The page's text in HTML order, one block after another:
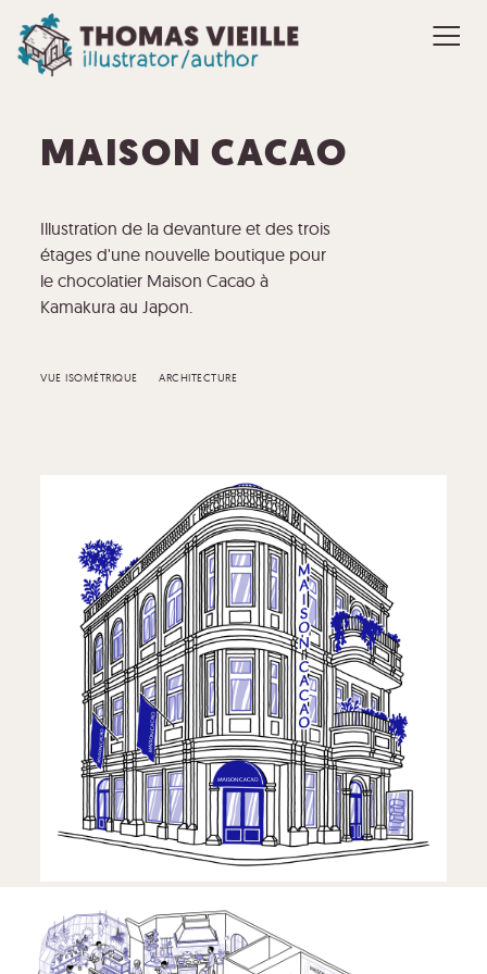
MAISON CACAO
Illustration de la devanture et des trois
étages d'une nouvelle boutique pour
le chocolatier Maison Cacao à
Kamakura au Japon.
VUE ISOMÉTRIQUE ARCHITECTURE